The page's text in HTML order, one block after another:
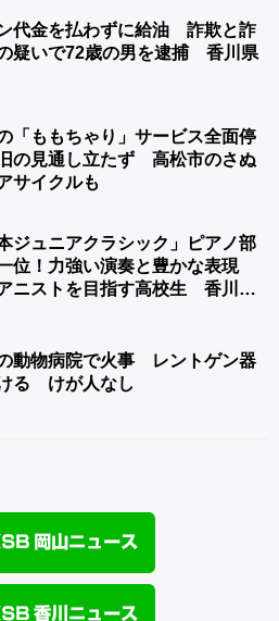
代金を払わずに給油 詐欺と詐
疑いで72歳の男を逮捕 香川県
「ももちゃり」サービス全面停
の見通し立たず 高松市のさぬ
サイクルも
ジュニアクラシック」ピアノ部
位！力強い演奏と豊かな表現
ニストを目指す高校生 香川
動物病院で火事 レントゲン器
る けが人なし